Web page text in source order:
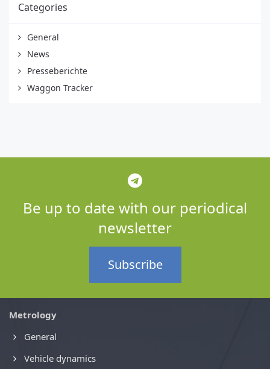
Categories
General
News
Presseberichte
Waggon Tracker
Be up to date with our periodical
newsletter
Subscribe
Metrology
General
Vehicle dynamics